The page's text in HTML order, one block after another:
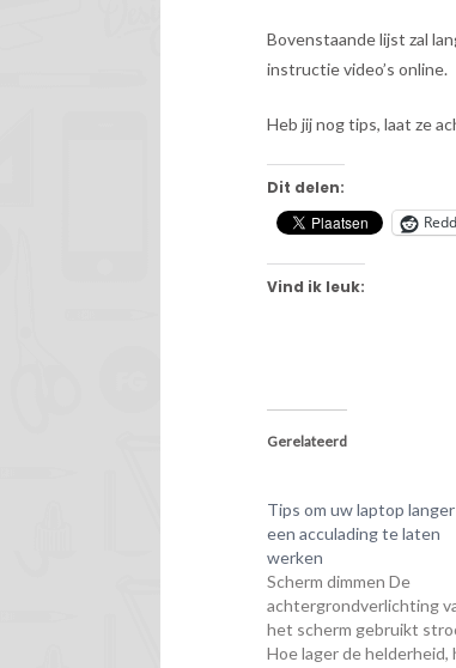
Bovenstaande lijst zal
instructie video’s online.
Heb jij nog tips, laat ze
Dit delen:
Vind ik leuk:
Gerelateerd
Tips om uw laptop
een acculading te laten
werken
Scherm dimmen De
achtergrondverlichting
het scherm gebruikt
Hoe lager de helderheid,